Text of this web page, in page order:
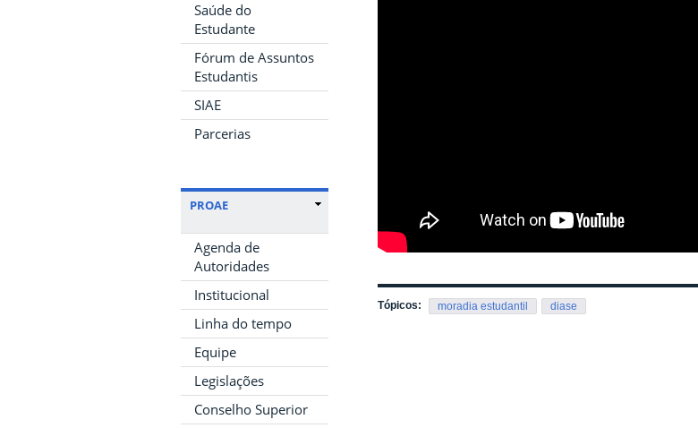
Saúde do
Estudante
Fórum de Assuntos
Estudantis
SIAE
Parcerias
PROAE
Agenda de
Autoridades
Institucional
Linha do tempo
Equipe
Legislações
Conselho Superior
Tópicos: moradia estudantil diase